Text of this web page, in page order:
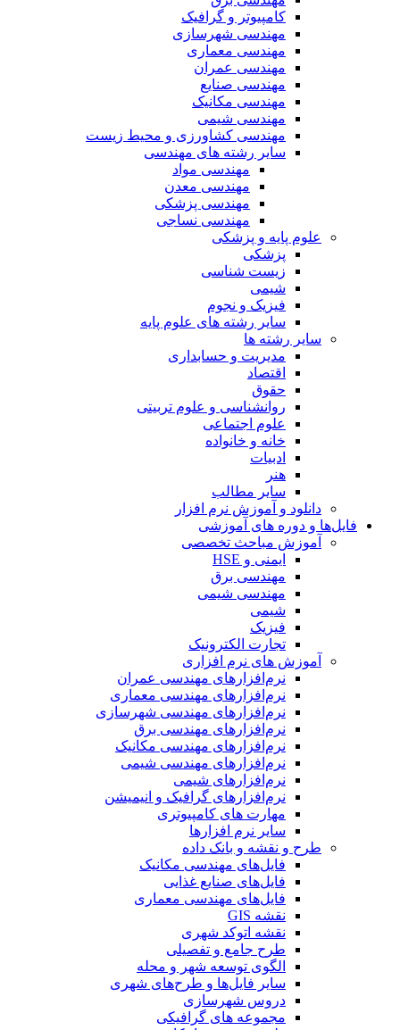
کامپیوتر و گرافیک
مهندسی شهرسازی
مهندسی معماری
مهندسی عمران
مهندسی صنایع
مهندسی مکانیک
مهندسی شیمی
مهندسی کشاورزی و محیط زیست
سایر رشته های مهندسی
مهندسی مواد
مهندسی معدن
مهندسی پزشکی
مهندسی نساجی
علوم پایه و پزشکی
پزشکی
زیست شناسی
شیمی
فیزیک و نجوم
سایر رشته های علوم پایه
سایر رشته ها
مدیریت و حسابداری
اقتصاد
حقوق
روانشناسی و علوم تربیتی
علوم اجتماعی
خانه و خانواده
ادبیات
هنر
سایر مطالب
دانلود و آموزش نرم افزار
فایل‌ها و دوره های آموزشی
آموزش مباحث تخصصی
ایمنی و HSE
مهندسی برق
مهندسی شیمی
شیمی
فیزیک
تجارت الکترونیک
آموزش های نرم افزاری
نرم‌افزارهای مهندسی عمران
نرم‌افزارهای مهندسی معماری
نرم‌افزارهای مهندسی شهرسازی
نرم‌افزارهای مهندسی برق
نرم‌افزارهای مهندسی مکانیک
نرم‌افزارهای مهندسی شیمی
نرم‌افزارهای شیمی
نرم‌افزارهای گرافیک و انیمیشن
مهارت های کامپیوتری
سایر نرم افزارها
طرح و نقشه و بانک داده
فایل‌های مهندسی مکانیک
فایل‌های صنایع غذایی
فایل‌های مهندسی معماری
نقشه GIS
نقشه اتوکد شهری
طرح جامع و تفصیلی
الگوی توسعه شهر و محله
سایر فایل‌ها و طرح‌های شهری
دروس شهرسازی
مجموعه های گرافیکی